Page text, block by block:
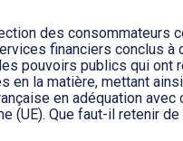
de bord :
des consommateurs
financiers conclus à
pouvoirs publics qui ont
en la matière, mettant
en adéquation avec
(UE). Que faut-il retenir